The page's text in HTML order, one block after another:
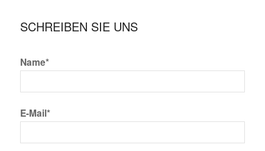
SCHREIBEN SIE UNS
Name*
E-Mail*